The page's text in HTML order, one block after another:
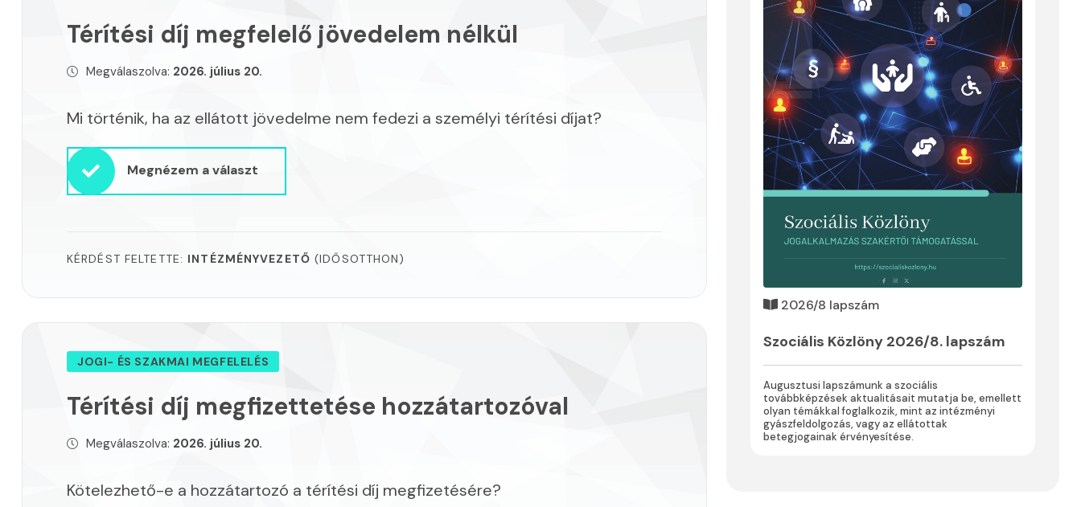
Térítési díj megfelelő jövedelem nélkül
Megválaszolva: 2026. július 20.
Mi történik, ha az ellátott jövedelme nem fedezi a személyi térítési díjat?
Megnézem a választ
KÉRDÉST FELTETTE: INTÉZMÉNYVEZETŐ (IDŐSOTTHON)
JOGI- ÉS SZAKMAI MEGFELELÉS
Térítési díj megfizettetése hozzátartozóval
Megválaszolva: 2026. július 20.
Kötelezhető-e a hozzátartozó a térítési díj megfizetésére?
2026/8 lapszám
Szociális Közlöny 2026/8. lapszám
Augusztusi lapszámunk a szociális
továbbképzések aktualitásait mutatja be, emellett
olyan témákkal foglalkozik, mint az intézményi
gyászfeldolgozás, vagy az ellátottak
betegjogainak érvényesítése.